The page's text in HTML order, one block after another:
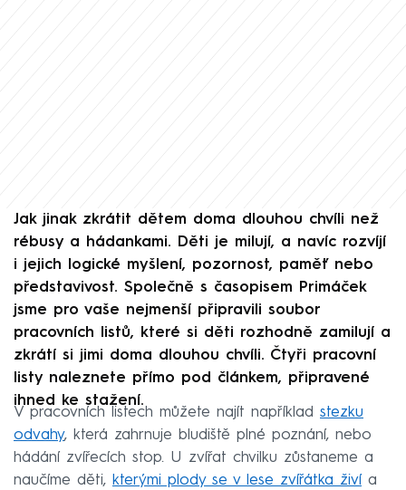
Jak jinak zkrátit dětem doma dlouhou chvíli než
rébusy a hádankami. Děti je milují, a navíc rozvíjí
i jejich logické myšlení, pozornost, paměť nebo
představivost. Společně s časopisem Primáček
jsme pro vaše nejmenší připravili soubor
pracovních listů, které si děti rozhodně zamilují a
zkrátí si jimi doma dlouhou chvíli. Čtyři pracovní
listy naleznete přímo pod článkem, připravené
ihned ke stažení.
V pracovních listech můžete najít například stezku
odvahy, která zahrnuje bludiště plné poznání, nebo
hádání zvířecích stop. U zvířat chvilku zůstaneme a
naučíme děti, kterými plody se v lese zvířátka živí a